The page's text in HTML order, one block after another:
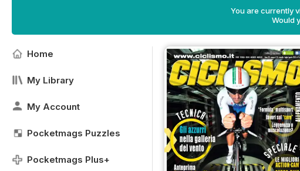
You are currently
Would
Home
My Library
My Account
Pocketmags Puzzles
Pocketmags Plus+